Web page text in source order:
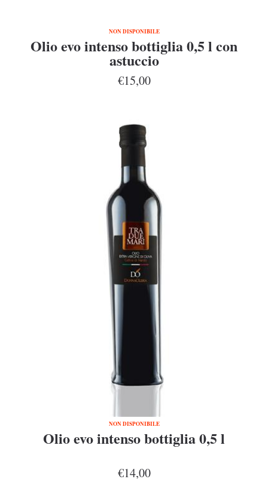
NON DISPONIBILE
Olio evo intenso bottiglia 0,5 l con
astuccio
€15,00
NON DISPONIBILE
Olio evo intenso bottiglia 0,5 l
€14,00